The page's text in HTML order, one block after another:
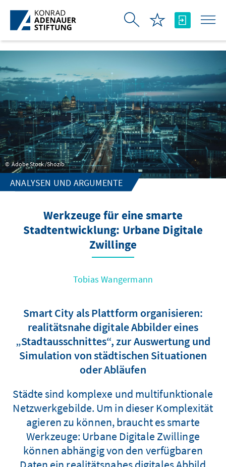
Skip to Main Content
Adobe Stock /Shozib
ANALYSEN UND ARGUMENTE
Werkzeuge für eine smarte
Stadtentwicklung: Urbane Digitale
Zwillinge
Tobias Wangermann
Smart City als Plattform organisieren:
realitätsnahe digitale Abbilder eines
„Stadtausschnittes“, zur Auswertung und
Simulation von städtischen Situationen
oder Abläufen
Städte sind komplexe und multifunktionale
Netzwerkgebilde. Um in dieser Komplexität
agieren zu können, braucht es smarte
Werkzeuge: Urbane Digitale Zwillinge
können abhängig von den verfügbaren